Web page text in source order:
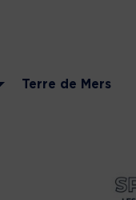
Terre de Mers